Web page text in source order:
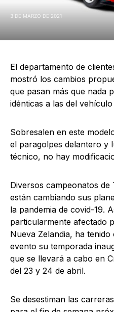
3 DE MARZO DE 2021
El departamento de
mostró los cambios
que pasan más que nada
idénticas a las del vehículo
Sobresalen en este
el paragolpes delantero y
técnico, no hay
Diversos campeonatos
están cambiando sus
la pandemia de covid-19.
particularmente afectado
Nueva Zelandia, ha
evento su temporada
que se llevará a cabo en
del 23 y 24 de abril.
Se desestiman las